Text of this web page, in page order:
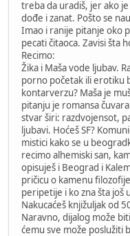
treba da uradiš, jer ako
dođe i zanat. Pošto se
Imao i ranije pitanje oko
pecati čitaoca. Zavisi šta
Recimo:
Žika i Maša vode ljubav.
porno početak ili erotiku
kontarverzu? Maša je
pitanju je romansa
stvar širi: razdvojensot,
ljubavi. Hoćeš SF?
mistici kako se u
recimo alhemiski san,
opisuješ i Beograd i
pričicu o kamenu
peripetije i ko zna šta još
Nakucaćeš knjižuljak od
Naravno, dijalog može
ćemu sve može poslužiti